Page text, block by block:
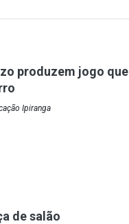
produzem jogo que
Ipiranga
de salão